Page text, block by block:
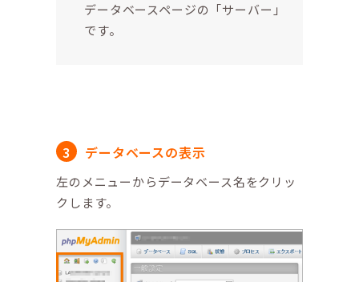
データベースページの「サーバー」
です。
データベースの表示
左のメニューからデータベース名をクリッ
クします。